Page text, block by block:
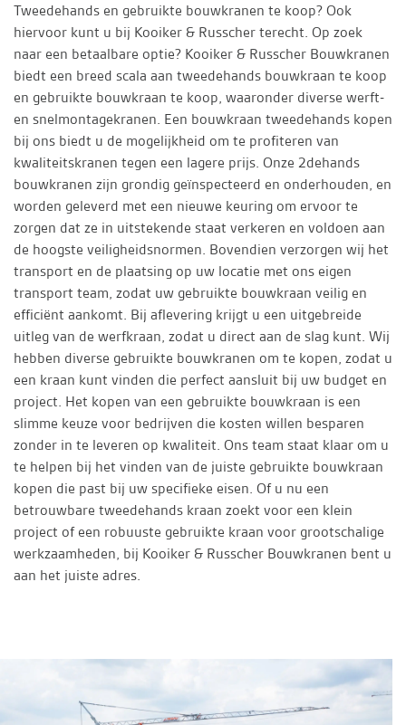
Tweedehands en gebruikte bouwkranen te koop? Ook
hiervoor kunt u bij Kooiker & Russcher terecht. Op zoek
naar een betaalbare optie? Kooiker & Russcher Bouwkranen
biedt een breed scala aan tweedehands bouwkraan te koop
en gebruikte bouwkraan te koop, waaronder diverse werft-
en snelmontagekranen. Een bouwkraan tweedehands kopen
bij ons biedt u de mogelijkheid om te profiteren van
kwaliteitskranen tegen een lagere prijs. Onze 2dehands
bouwkranen zijn grondig geïnspecteerd en onderhouden, en
worden geleverd met een nieuwe keuring om ervoor te
zorgen dat ze in uitstekende staat verkeren en voldoen aan
de hoogste veiligheidsnormen. Bovendien verzorgen wij het
transport en de plaatsing op uw locatie met ons eigen
transport team, zodat uw gebruikte bouwkraan veilig en
efficiënt aankomt. Bij aflevering krijgt u een uitgebreide
uitleg van de werfkraan, zodat u direct aan de slag kunt. Wij
hebben diverse gebruikte bouwkranen om te kopen, zodat u
een kraan kunt vinden die perfect aansluit bij uw budget en
project. Het kopen van een gebruikte bouwkraan is een
slimme keuze voor bedrijven die kosten willen besparen
zonder in te leveren op kwaliteit. Ons team staat klaar om u
te helpen bij het vinden van de juiste gebruikte bouwkraan
kopen die past bij uw specifieke eisen. Of u nu een
betrouwbare tweedehands kraan zoekt voor een klein
project of een robuuste gebruikte kraan voor grootschalige
werkzaamheden, bij Kooiker & Russcher Bouwkranen bent u
aan het juiste adres.